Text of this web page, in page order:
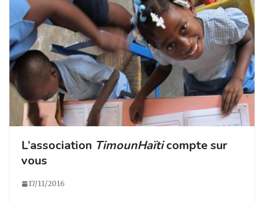
L’association TimounHaïticompte sur
vous
17/11/2016